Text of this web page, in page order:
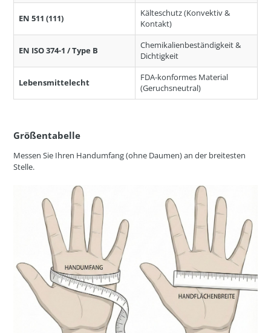
EN 511 (111)
Kälteschutz (Konvektiv &
Kontakt)
EN ISO 374-1 / Type B
Chemikalienbeständigkeit &
Dichtigkeit
Lebensmittelecht
FDA-konformes Material
(Geruchsneutral)
Größentabelle
Messen Sie Ihren Handumfang (ohne Daumen) an der breitesten
Stelle.